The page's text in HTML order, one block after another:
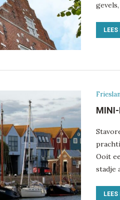
LEES
MINI-
Ooit
stadje
LEES